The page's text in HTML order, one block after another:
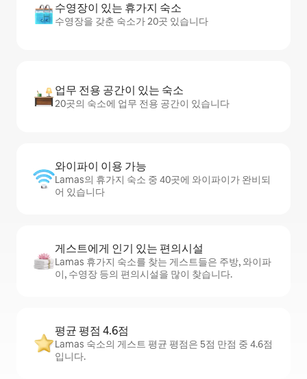
수영장이 있는 휴가지 숙소
수영장을 갖춘 숙소가 20곳 있습니다
업무 전용 공간이 있는 숙소
20곳의 숙소에 업무 전용 공간이 있습니다
와이파이 이용 가능
Lamas의 휴가지 숙소 중 40곳에 와이파이가 완비되
어 있습니다
게스트에게 인기 있는 편의시설
Lamas 휴가지 숙소를 찾는 게스트들은 주방, 와이파
이, 수영장 등의 편의시설을 많이 찾습니다.
평균 평점 4.6점
Lamas 숙소의 게스트 평균 평점은 5점 만점 중 4.6점
입니다.